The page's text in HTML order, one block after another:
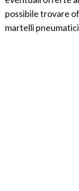
possibile trovare
martelli